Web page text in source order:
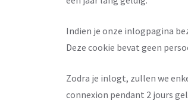
Indien je onze inlogpagina
Deze cookie bevat geen
Zodra je inlogt, zullen we
connexion pendant 2 jours